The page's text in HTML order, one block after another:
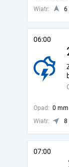
Wiatr:
6
06:00
Opad: 0 mm
Wiatr:
8
07:00